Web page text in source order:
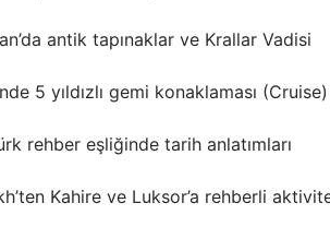
antik tapınaklar ve Krallar Vadisi
5 yıldızlı gemi konaklaması (Cruise)
rehber eşliğinde tarih anlatımları
Kahire ve Luksor’a rehberli